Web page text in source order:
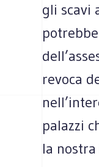
gli scavi
revoca
palazzi
la